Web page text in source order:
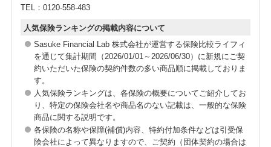
TEL：0120-558-483
人気保険ランキングの掲載内容について
Sasuke Financial Lab 株式会社が運営する保険比較ライフィ
を通じて集計期間（2026/01/01～2026/06/30）に新規にご契
約いただいた保険の契約件数の多い商品順に掲載しておりま
す。
人気保険ランキングは、各保険の概要についてご紹介してお
り、特定の保険会社名や商品名のない記載は、一般的な保険
商品に関する説明です。
各保険の名称や保障(補償)内容、特約付加条件などは引受保
険会社によって異なりますので、ご契約（団体契約の場合は